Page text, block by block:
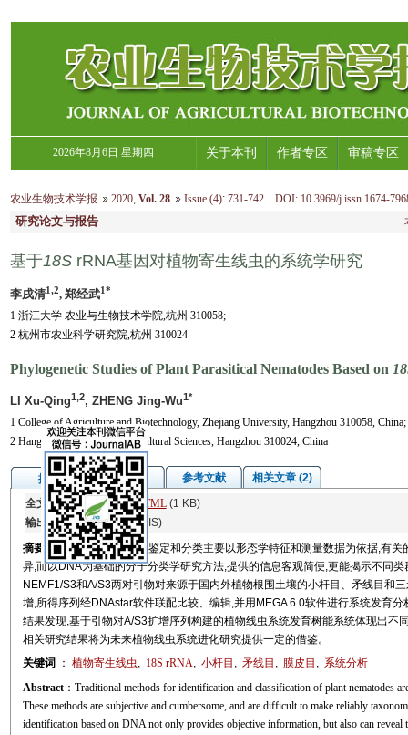
2026年8月6日 星期四 关于本刊 作者专区 审稿专区
农业生物技术学报 2020, Vol. 28 Issue (4):731-742 DOI: 10.3969/j.issn.1674-
研究论文与报告
基于18SrRNA基因对植物寄生线虫的系统学研究
李戌清1,2, 郑经武1*
1 浙江大学 农业与生物技术学院,杭州 310058;
2 杭州市农业科学研究院,杭州 310024
Phylogenetic Studies of Plant Parasitical Nematodes Based on
LI Xu-Qing1,2, ZHENG Jing-Wu1*
1 College of Agriculture and Biotechnology, Zhejiang University, Hangzhou 310058, China;
2 Hangzhou Academy of Agricultural Sciences, Hangzhou 310024, China
摘要 图/表 参考文献
相关文章 (2)
全文: PDF(2593 KB)HTML(1 KB)
输出: BibTeX|EndNote(RIS)
摘要
长期以来,植物线虫的鉴定和分类主要以形态学特征和测量数据为依据,有
异,而以DNA为基础的分子分类学研究方法,提供的信息客观简便,更能揭示不同
NEMF1/S3和A/S3两对引物对来源于国内外植物根围土壤的小杆目、矛线目和
增,所得序列经DNAstar软件联配比较、编辑,并用MEGA 6.0软件进行系统发育
结果发现,基于引物对A/S3扩增序列构建的植物线虫系统发育树能系统体现出不
相关研究结果将为未来植物线虫系统进化研究提供一定的借鉴。
关键词
： 植物寄生线虫, 18S rRNA, 小杆目 , 矛线目 , 膜皮目 , 系统分析
Abstract：Traditional methods for identification and classification of plant nematodes
These methods are subjective and cumbersome, and are difficult to make reliably
identification based on DNA not only provides objective information, but also can